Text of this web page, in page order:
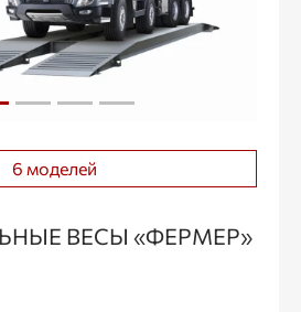
6 моделей
ВЕСЫ «ФЕРМЕР»